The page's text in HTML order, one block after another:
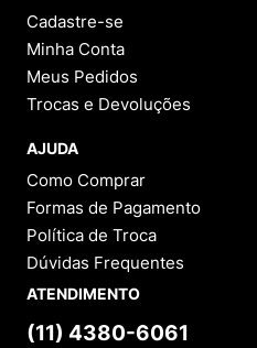
Cadastre-se
Minha Conta
Meus Pedidos
Trocas e Devoluções
AJUDA
Como Comprar
Formas de Pagamento
Política de Troca
Dúvidas Frequentes
ATENDIMENTO
(11) 4380-6061